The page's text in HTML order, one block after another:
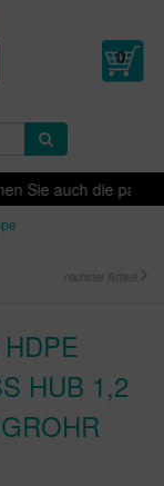
Sie auch die
nächster Artikel
1,2 M
U